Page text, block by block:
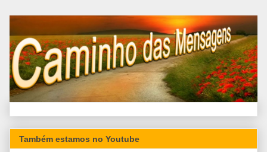
Também estamos no Youtube